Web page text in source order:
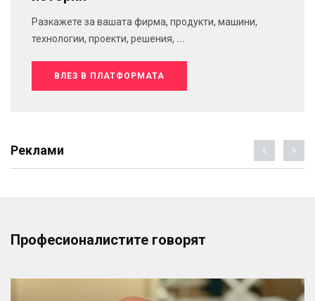
Разкажете за вашата фирма, продукти, машини,
технологии, проекти, решения, ...
ВЛЕЗ В ПЛАТФОРМАТА
Реклами
Професионалистите говорят